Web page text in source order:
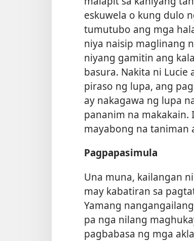
eskuwela o kung dulo
tumutubo ang mga
niya naisip maglinang
niyang gamitin ang
basura. Nakita ni Lucie
piraso ng lupa, ang
ay nakagawa ng lupa
pananim na makakain.
mayabong na taniman
Pagpapasimula
Una muna, kailangan
may kabatiran sa
Yamang
pa nga nilang
pagbabasa ng mga